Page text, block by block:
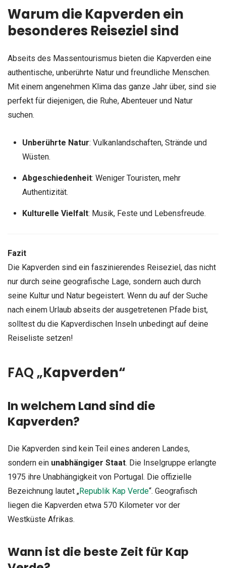
Warum die Kapverden ein
besonderes Reiseziel sind
Abseits des Massentourismus bieten die Kapverden eine
authentische, unberührte Natur und freundliche Menschen.
Mit einem angenehmen Klima das ganze Jahr über, sind sie
perfekt für diejenigen, die Ruhe, Abenteuer und Natur
suchen.
Unberührte Natur: Vulkanlandschaften, Strände und
Wüsten.
Abgeschiedenheit: Weniger Touristen, mehr
Authentizität.
Kulturelle Vielfalt: Musik, Feste und Lebensfreude.
Fazit
Die Kapverden sind ein faszinierendes Reiseziel, das nicht
nur durch seine geografische Lage, sondern auch durch
seine Kultur und Natur begeistert. Wenn du auf der Suche
nach einem Urlaub abseits der ausgetretenen Pfade bist,
solltest du die Kapverdischen Inseln unbedingt auf deine
Reiseliste setzen!
FAQ „Kapverden“
In welchem Land sind die
Kapverden?
Die Kapverden sind kein Teil eines anderen Landes,
sondern ein unabhängiger Staat. Die Inselgruppe erlangte
1975 ihre Unabhängigkeit von Portugal. Die offizielle
Bezeichnung lautet „Republik Kap Verde“. Geografisch
liegen die Kapverden etwa 570 Kilometer vor der
Westküste Afrikas.
Wann ist die beste Zeit für Kap